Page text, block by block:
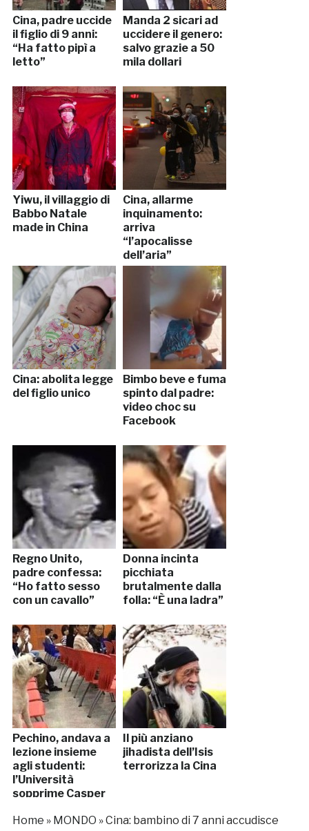
Cina, padre uccide
il figlio di 9 anni:
“Ha fatto pipì a
letto”
Manda 2 sicari ad
uccidere il genero:
salvo grazie a 50
mila dollari
Yiwu, il villaggio di
Babbo Natale
made in China
Cina, allarme
inquinamento:
arriva
“l’apocalisse
dell’aria”
Cina: abolita legge
del figlio unico
Bimbo beve e fuma
spinto dal padre:
video choc su
Facebook
Regno Unito,
padre confessa:
“Ho fatto sesso
con un cavallo”
Donna incinta
picchiata
brutalmente dalla
folla: “È una ladra”
Pechino, andava a
lezione insieme
agli studenti:
l’Università
sopprime Casper
Il più anziano
jihadista dell’Isis
terrorizza la Cina
Home » MONDO »Cina: bambino di 7 anni accudisce